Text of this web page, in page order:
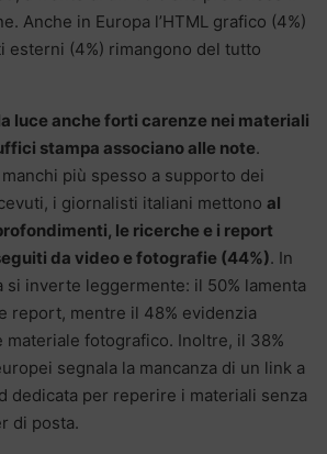
Anche in Europa l’HTML grafico (4%)
esterni (4%) rimangono del tutto
luce anche forti carenze nei materiali
stampa associano alle note.
più spesso a supporto dei
i giornalisti italiani mettono al
le ricerche e i report
da video e fotografie (44%). In
si inverte leggermente: il 50% lamenta
report, mentre il 48% evidenzia
materiale fotografico. Inoltre, il 38%
segnala la mancanza di un link a
dedicata per reperire i materiali senza
di posta.